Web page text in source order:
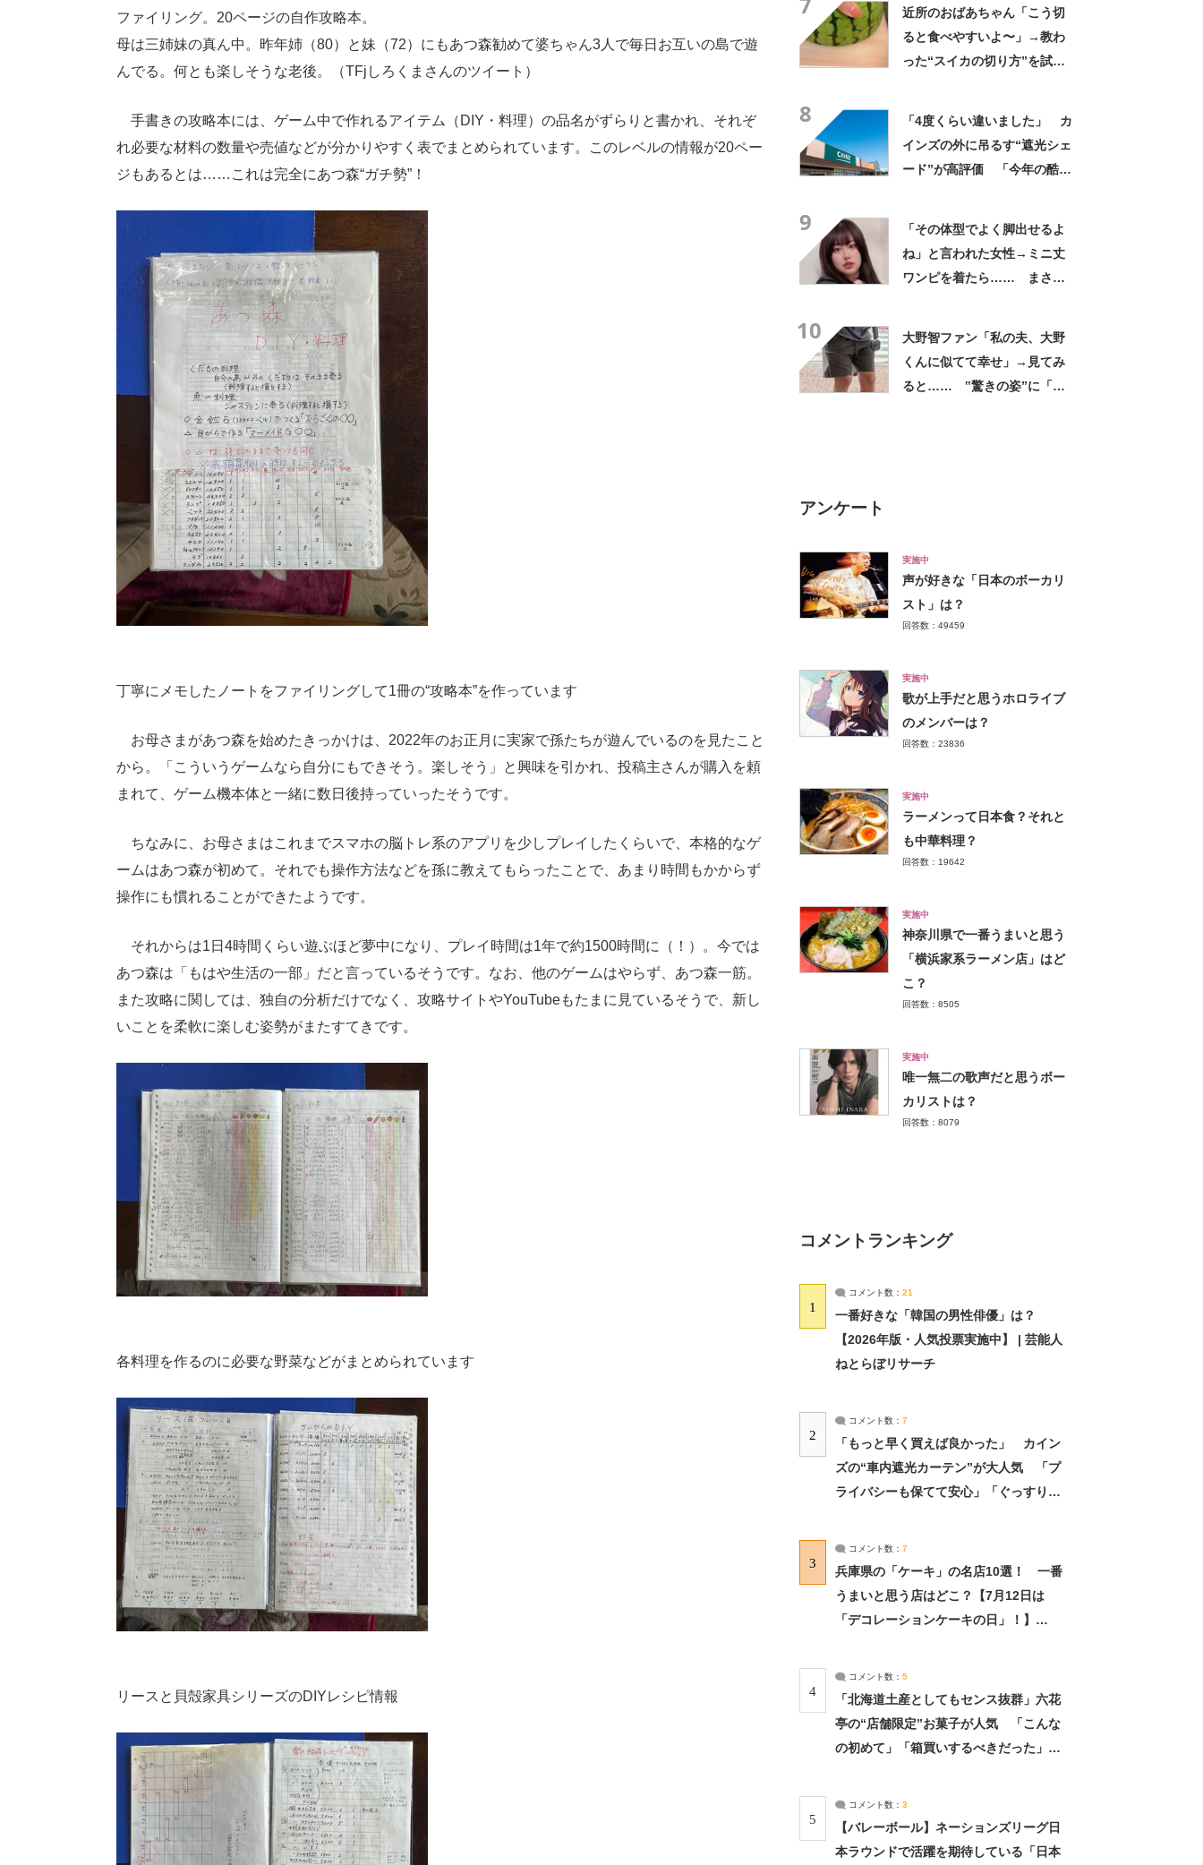
ファイリング。20ページの自作攻略本。
母は三姉妹の真ん中。昨年姉（80）と妹（72）にもあつ森勧めて婆ちゃん3人で毎日お互いの島で遊
んでる。何とも楽しそうな老後。（TFjしろくまさんのツイート）
手書きの攻略本には、ゲーム中で作れるアイテム（DIY・料理）の品名がずらりと書かれ、それぞ
れ必要な材料の数量や売値などが分かりやすく表でまとめられています。このレベルの情報が20ペー
ジもあるとは……これは完全にあつ森“ガチ勢”！
丁寧にメモしたノートをファイリングして1冊の“攻略本”を作っています
お母さまがあつ森を始めたきっかけは、2022年のお正月に実家で孫たちが遊んでいるのを見たこと
から。「こういうゲームなら自分にもできそう。楽しそう」と興味を引かれ、投稿主さんが購入を頼
まれて、ゲーム機本体と一緒に数日後持っていったそうです。
ちなみに、お母さまはこれまでスマホの脳トレ系のアプリを少しプレイしたくらいで、本格的なゲ
ームはあつ森が初めて。それでも操作方法などを孫に教えてもらったことで、あまり時間もかからず
操作にも慣れることができたようです。
それからは1日4時間くらい遊ぶほど夢中になり、プレイ時間は1年で約1500時間に（！）。今では
あつ森は「もはや生活の一部」だと言っているそうです。なお、他のゲームはやらず、あつ森一筋。
また攻略に関しては、独自の分析だけでなく、攻略サイトやYouTubeもたまに見ているそうで、新し
いことを柔軟に楽しむ姿勢がまたすてきです。
各料理を作るのに必要な野菜などがまとめられています
リースと貝殻家具シリーズのDIYレシピ情報
近所のおばあちゃん「こう切
ると食べやすいよ〜」→教わ
った“スイカの切り方”を試し
8
「4度くらい違いました」 カ
インズの外に吊るす“遮光シェ
ード”が高評価 「今年の酷暑
9
「その体型でよく脚出せるよ
ね」と言われた女性→ミニ丈
ワンピを着たら…… まさか
10
大野智ファン「私の夫、大野
くんに似てて幸せ」→見てみ
ると…… ‟驚きの姿”に「最
アンケート
実施中
声が好きな「日本のボーカリ
スト」は？
回答数：49459
実施中
歌が上手だと思うホロライブ
のメンバーは？
回答数：23836
実施中
ラーメンって日本食？それと
も中華料理？
回答数：19642
実施中
神奈川県で一番うまいと思う
「横浜家系ラーメン店」はど
こ？
回答数：8505
実施中
唯一無二の歌声だと思うボー
カリストは？
回答数：8079
コメントランキング
1
コメント数： 21
一番好きな「韓国の男性俳優」は？
【2026年版・人気投票実施中】 | 芸能人
ねとらぼリサーチ
2
コメント数： 7
「もっと早く買えば良かった」 カイン
ズの“車内遮光カーテン”が大人気 「プ
ライバシーも保てて安心」「ぐっすり眠
3
コメント数： 7
兵庫県の「ケーキ」の名店10選！ 一番
うまいと思う店はどこ？【7月12日は
「デコレーションケーキの日」！】
4
コメント数： 5
「北海道土産としてもセンス抜群」六花
亭の“店舗限定”お菓子が人気 「こんな
の初めて」「箱買いするべきだった」
5
コメント数： 3
【バレーボール】ネーションズリーグ日
本ラウンドで活躍を期待している「日本